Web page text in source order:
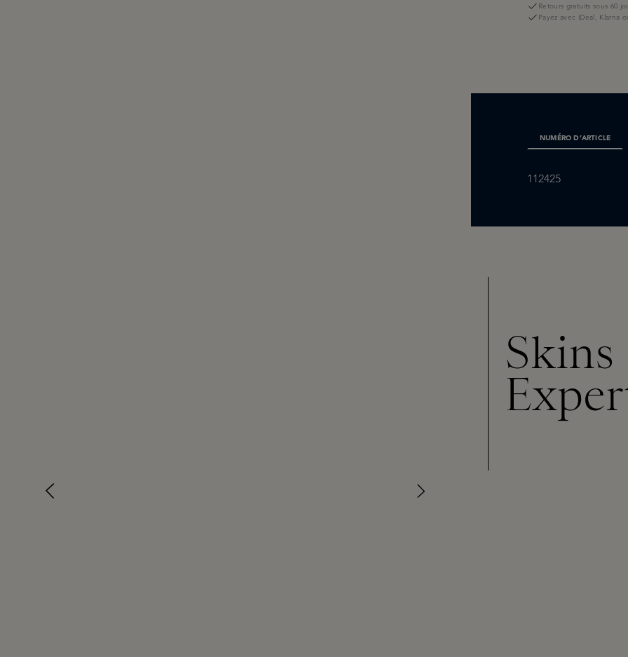
Retours gratuits sous 60
Payez avec iDeal, Klarna
NUMÉRO D’ARTICLE
112425
Skins